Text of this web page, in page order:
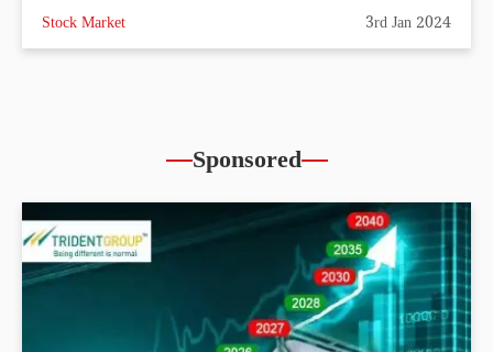
Stock Market 3rd Jan 2024
Sponsored